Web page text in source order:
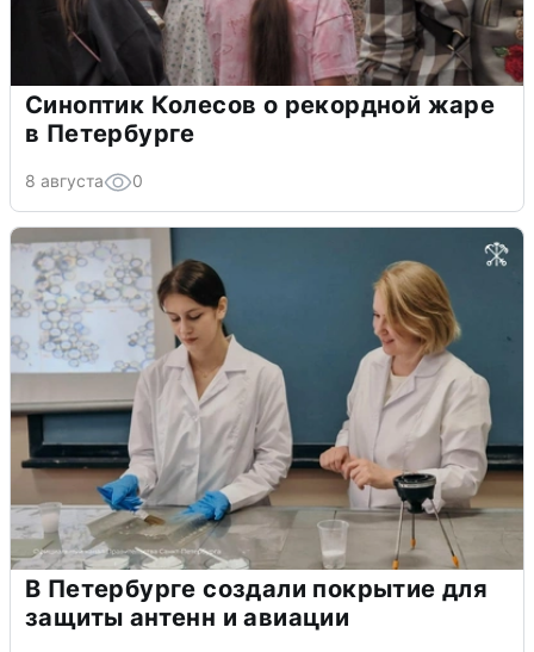
Синоптик Колесов о рекордной жаре
в Петербурге
8 августа 0
В Петербурге создали покрытие для
защиты антенн и авиации